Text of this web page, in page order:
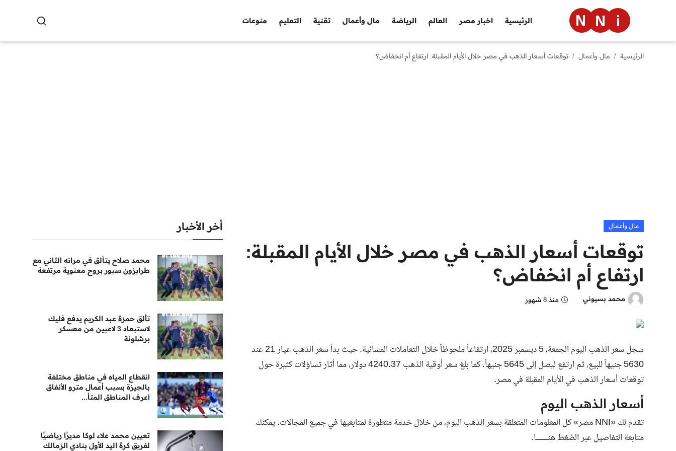
الرئيسية اخبار مصر العالم الرياضة مال وأعمال تقنية التعليم منوعات
منوعات
الرئيسية مال وأعمال توقعات أسعار الذهب في مصر خلال الأيام المقبلة: ارتفاع أم انخفاض؟
مال وأعمال
توقعات أسعار الذهب في مصر خلال الأيام المقبلة:
ارتفاع أم انخفاض؟
محمد بسيوني منذ 8 شهور
سجل سعر الذهب اليوم الجمعة، 5 ديسمبر 2025، ارتفاعاً ملحوظاً خلال التعاملات المسائية. حيث بدأ سعر الذهب عيار 21 عند
5630 جنيهاً للبيع، ثم ارتفع ليصل إلى 5645 جنيهاً. كما بلغ سعر أوقية الذهب 4240.37 دولار، مما أثار تساؤلات كثيرة حول
توقعات أسعار الذهب في الأيام المقبلة في مصر.
أسعار الذهب اليوم
تقدم لك «NNI مصر» كل المعلومات المتعلقة بسعر الذهب اليوم، من خلال خدمة متطورة لمتابعيها في جميع المجالات. يمكنك
متابعة التفاصيل عبر الضغط هنــــــا.
أخر الأخبار
محمد صلاح يتألق في مرانه الثاني مع
طرابزون سبور بروح معنوية مرتفعة
تألق حمزة عبد الكريم يدفع فليك
لاستبعاد 3 لاعبين من معسكر
برشلونة
انقطاع المياه في مناطق مختلفة
بالجيزة بسبب أعمال مترو الأنفاق
اعرف المناطق المتأ...
تعيين محمد علاء لوكا مديرًا رياضيًا
لفريق كرة اليد الأول بنادي الزمالك